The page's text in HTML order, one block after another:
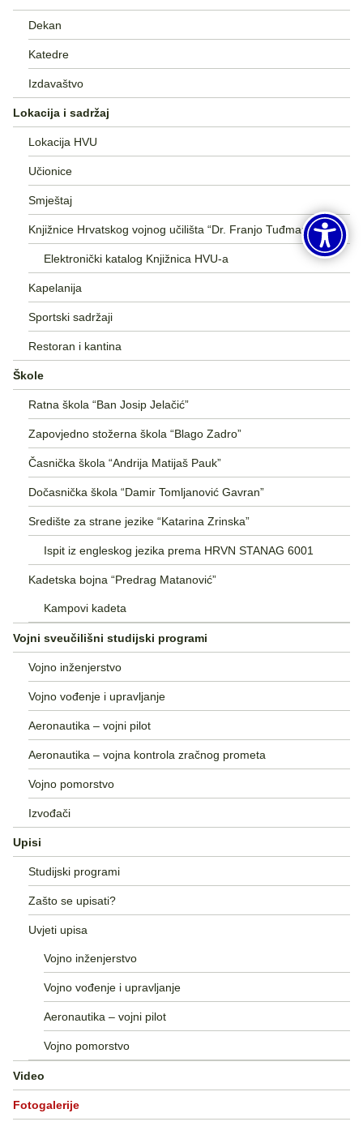
Dekan
Katedre
Izdavaštvo
Lokacija i sadržaj
Lokacija HVU
Učionice
Smještaj
Knjižnice Hrvatskog vojnog učilišta “Dr. Franjo Tuđman”
Elektronički katalog Knjižnica HVU-a
Kapelanija
Sportski sadržaji
Restoran i kantina
Škole
Ratna škola “Ban Josip Jelačić”
Zapovjedno stožerna škola “Blago Zadro”
Časnička škola “Andrija Matijaš Pauk”
Dočasnička škola “Damir Tomljanović Gavran”
Središte za strane jezike “Katarina Zrinska”
Ispit iz engleskog jezika prema HRVN STANAG 6001
Kadetska bojna “Predrag Matanović”
Kampovi kadeta
Vojni sveučilišni studijski programi
Vojno inženjerstvo
Vojno vođenje i upravljanje
Aeronautika – vojni pilot
Aeronautika – vojna kontrola zračnog prometa
Vojno pomorstvo
Izvođači
Upisi
Studijski programi
Zašto se upisati?
Uvjeti upisa
Vojno inženjerstvo
Vojno vođenje i upravljanje
Aeronautika – vojni pilot
Vojno pomorstvo
Video
Fotogalerije